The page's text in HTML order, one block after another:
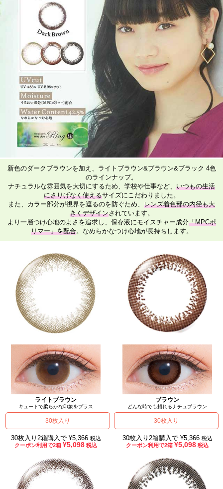
新色のダークブラウンを加え、ライトブラウン&ブラウン&ブラック 4色
のラインナップ。
ナチュラルな雰囲気を大切にするため、学校や仕事など、 いつもの生活
にさりげなく使えるサイズにこだわりました。
また、カラー部分が視界を遮るのを防ぐため、 レンズ着色部の内径も大
きくデザインされています。
より一層つけ心地のよさを追求し、保存液にモイスチャー成分「MPCポ
リマー」を配合。なめらかなつけ心地が長持ちします。
ライトブラウン
キュートで柔らかな印象をプラス
30枚入り
30枚入り2箱購入で ¥5,366 税込
クーポン利用で2箱 ¥5,098 税込
ブラウン
どんな時でも頼れるナチュブラウン
30枚入り
30枚入り2箱購入で ¥5,366 税込
クーポン利用で2箱 ¥5,098 税込